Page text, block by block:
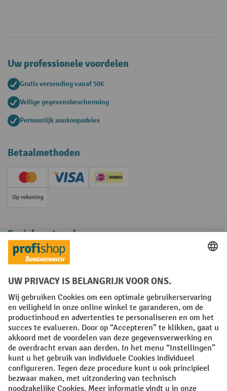
Uw professionele voordelen
Gratis verzending vanaf 50€
Veilige gegevensbescherming
Persoonlijk aankoopadvies
Betaalmethoden
Creditcard (Master)Creditcard (Visa)iDEAL | Wero
Op rekening
Sociale netwerken
Facebook
YouTube
LinkedInInstagram
Algemene leveringsvoorwaarden Copyright
Privacyverklaring Privacy Instellingen
All prices excl. VAT plusshipping costs and possible delivery charges,
if not stated otherwise.
¹ De korting is geldig zolang de voorraad strekt. De korting is niet van
toepassing op speciale prijzen. Een combinatie met andere